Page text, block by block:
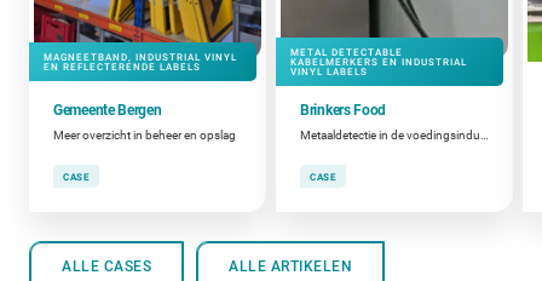
MAGNEETBAND, INDUSTRIAL VINYL
EN REFLECTERENDE LABELS
Gemeente Bergen
Meer overzicht in beheer en opslag
CASE
METAL DETECTABLE
KABELMERKERS EN INDUSTRIAL
VINYL LABELS
Brinkers Food
CASE
ALLE CASES ALLE ARTIKELEN